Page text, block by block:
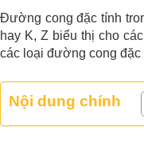
Đường cong đặc tính
hay K, Z biểu thị cho
các loại đường cong đặc
Nội dung chính